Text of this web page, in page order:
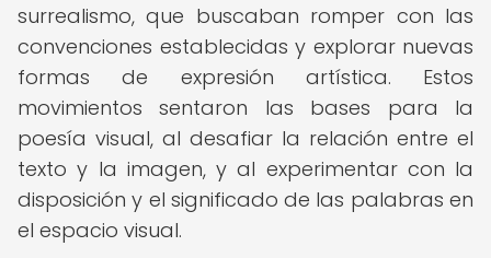
surrealismo, que buscaban romper con las
convenciones establecidas y explorar nuevas
formas de expresión artística. Estos
movimientos sentaron las bases para la
poesía visual, al desafiar la relación entre el
texto y la imagen, y al experimentar con la
disposición y el significado de las palabras en
el espacio visual.